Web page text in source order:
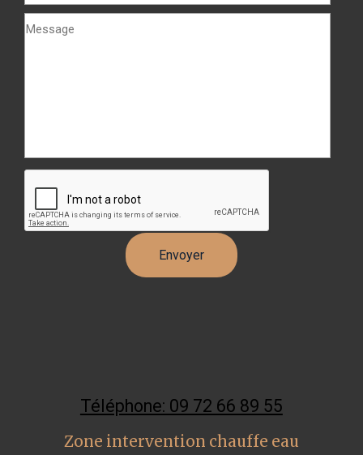
Téléphone: 09 72 66 89 55
Zone intervention chauffe eau